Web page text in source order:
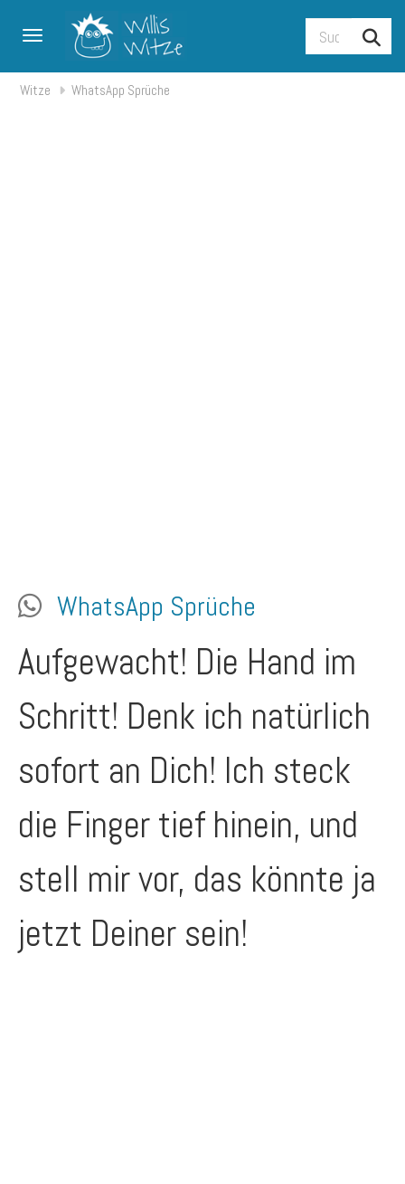
Toggle navigation
Witze WhatsApp Sprüche
WhatsApp Sprüche
Aufgewacht! Die Hand im
Schritt! Denk ich natürlich
sofort an Dich! Ich steck
die Finger tief hinein, und
stell mir vor, das könnte ja
jetzt Deiner sein!